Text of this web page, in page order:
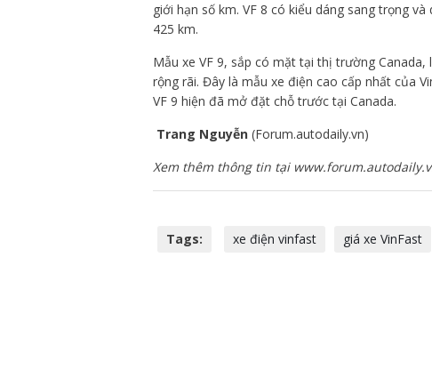
giới hạn số km. VF 8 có kiểu dáng sang trọng
425 km.
Mẫu xe VF 9, sắp có mặt tại thị trường
rộng rãi. Đây là mẫu xe điện cao cấp nhất của
VF 9 hiện đã mở đặt chỗ trước tại Canada.
Trang Nguyễn (Forum.autodaily.vn)
Xem thêm thông tin tại
Tags: xe điện vinfast giá xe VinFast